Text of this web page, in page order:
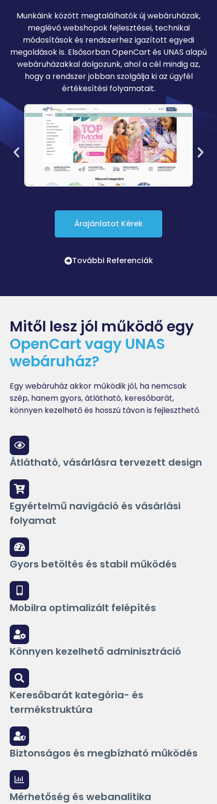
Munkáink között megtalálhatók új webáruházak,
meglévő webshopok fejlesztései, technikai
módosítások és rendszerhez igazított egyedi
megoldások is. Elsősorban OpenCart és UNAS alapú
webáruházakkal dolgozunk, ahol a cél mindig az,
hogy a rendszer jobban szolgálja ki az ügyfél
értékesítési folyamatait.
Árajánlatot Kérek
További Referenciák
Mitől lesz jól működő egy
OpenCart vagy UNAS
webáruház?
Egy webáruház akkor működik jól, ha nemcsak
szép, hanem gyors, átlátható, keresőbarát,
könnyen kezelhető és hosszú távon is fejleszthető.
Átlátható, vásárlásra tervezett design
Egyértelmű navigáció és vásárlási
folyamat
Gyors betöltés és stabil működés
Mobilra optimalizált felépítés
Könnyen kezelhető adminisztráció
Keresőbarát kategória- és
termékstruktúra
Biztonságos és megbízható működés
Mérhetőség és webanalitika